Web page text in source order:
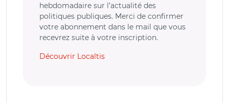
hebdomadaire sur l’actualité des
politiques publiques. Merci de confirmer
votre abonnement dans le mail que vous
recevrez suite à votre inscription.
Découvrir Localtis